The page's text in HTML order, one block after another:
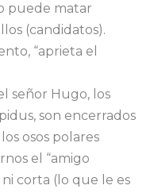
puede matar
(candidatos).
“aprieta el
señor Hugo, los
son encerrados
osos polares
el “amigo
corta (lo que le es